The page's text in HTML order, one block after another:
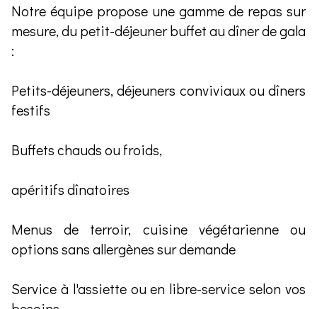
Notre équipe propose une gamme de repas sur
mesure, du petit-déjeuner buffet au dîner de gala
:
Petits-déjeuners, déjeuners conviviaux ou dîners
festifs
Buffets chauds ou froids,
apéritifs dînatoires
Menus de terroir, cuisine végétarienne ou
options sans allergènes sur demande
Service à l'assiette ou en libre-service selon vos